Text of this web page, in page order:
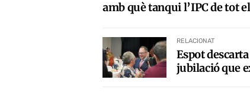
amb què tanqui l’IPC de tot
RELACIONAT
Espot
jubilació que